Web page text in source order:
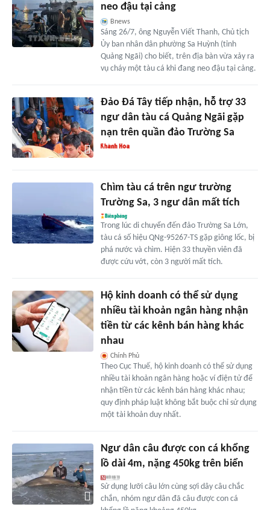
neo đậu tại cảng
Bnews
Sáng 26/7, ông Nguyễn Viết Thanh, Chủ tịch
Ủy ban nhân dân phường Sa Huỳnh (tỉnh
Quảng Ngãi) cho biết, trên địa bàn vừa xảy ra
vụ cháy một tàu cá khi đang neo đậu tại cảng.
Đảo Đá Tây tiếp nhận, hỗ trợ 33
ngư dân tàu cá Quảng Ngãi gặp
nạn trên quần đảo Trường Sa
Chìm tàu cá trên ngư trường
Trường Sa, 3 ngư dân mất tích
Trong lúc di chuyển đến đảo Trường Sa Lớn,
tàu cá số hiệu QNg-95267-TS gặp giông lốc, bị
phá nước và chìm. Hiện 33 thuyền viên đã
được cứu vớt, còn 3 người mất tích.
Hộ kinh doanh có thể sử dụng
nhiều tài khoản ngân hàng nhận
tiền từ các kênh bán hàng khác
nhau
Chính Phủ
Theo Cục Thuế, hộ kinh doanh có thể sử dụng
nhiều tài khoản ngân hàng hoặc ví điện tử để
nhận tiền từ các kênh bán hàng khác nhau;
quy định pháp luật không bắt buộc chỉ sử dụng
một tài khoản duy nhất.
Ngư dân câu được con cá khổng
lồ dài 4m, nặng 450kg trên biển
Sử dụng lưỡi câu lớn cùng sợi dây câu chắc
chắn, nhóm ngư dân đã câu được con cá